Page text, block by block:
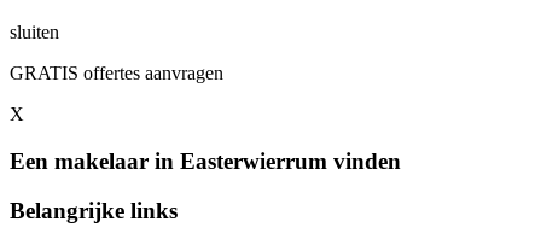
sluiten
GRATIS offertes aanvragen
X
Een makelaar in Easterwierrum vinden
Belangrijke links